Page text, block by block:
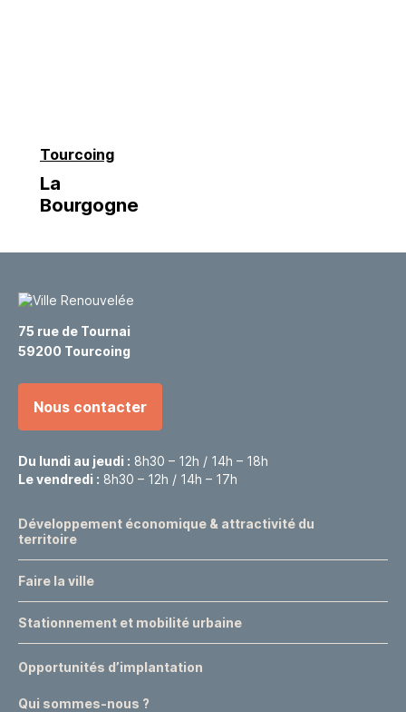
Tourcoing
La
Bourgogne
75 rue de Tournai
59200 Tourcoing
Nous contacter
Du lundi au jeudi : 8h30 – 12h / 14h – 18h
Le vendredi : 8h30 – 12h / 14h – 17h
Développement économique & attractivité du
territoire
Faire la ville
Stationnement et mobilité urbaine
Opportunités d’implantation
Qui sommes-nous ?